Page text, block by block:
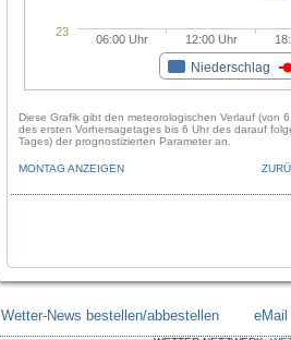
Niederschlag
06:00 Uhr 12:00 Uhr
23
Diese Grafik gibt den meteorologischen Verlauf (von
des ersten Vorhersagetages bis 6 Uhr des darauf
Tages) der prognostizierten Parameter an.
MONTAG ANZEIGEN
Wetter-News bestellen/abbestellen eMail